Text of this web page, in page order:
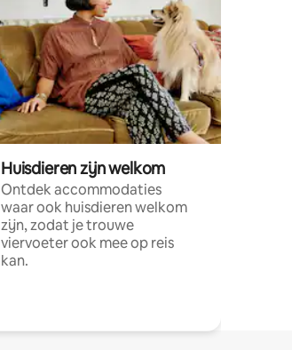
Huisdieren zijn welkom
Ontdek accommodaties
waar ook huisdieren welkom
zijn, zodat je trouwe
viervoeter ook mee op reis
kan.